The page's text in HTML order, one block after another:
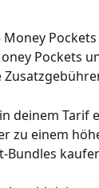
Money
Pockets
deinem Tarif
zu einem
Bundles